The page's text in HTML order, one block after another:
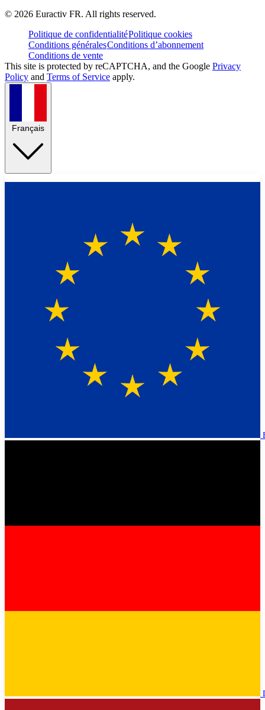
© 2026 Euractiv FR. All rights reserved.
Politique de confidentialitéPolitique cookies
Conditions généralesConditions d’abonnement
Conditions de vente
This site is protected by reCAPTCHA, and the Google Privacy
Policy and Terms of Service apply.
Français